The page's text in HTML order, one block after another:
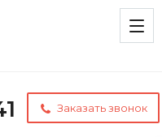
Заказать звонок